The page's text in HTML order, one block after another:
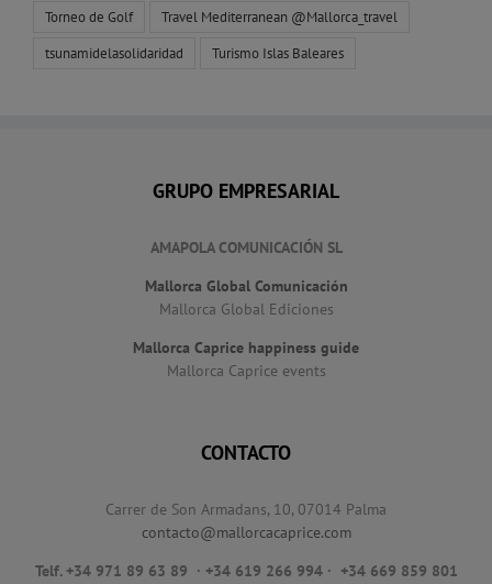
Torneo de Golf Travel Mediterranean @Mallorca_travel
tsunamidelasolidaridad Turismo Islas Baleares
GRUPO EMPRESARIAL
AMAPOLA COMUNICACIÓN SL
Mallorca Global Comunicación
Mallorca Global Ediciones
Mallorca Caprice happiness guide
Mallorca Caprice events
CONTACTO
Carrer de Son Armadans, 10, 07014 Palma
contacto@mallorcacaprice.com
Telf. +34 971 89 63 89 · +34 619 266 994 · +34 669 859 801